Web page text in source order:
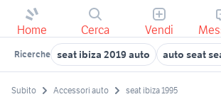
Home Cerca Vendi
Ricerche seat ibiza 2019 auto auto seat
Subito Accessori auto seat ibiza 1995